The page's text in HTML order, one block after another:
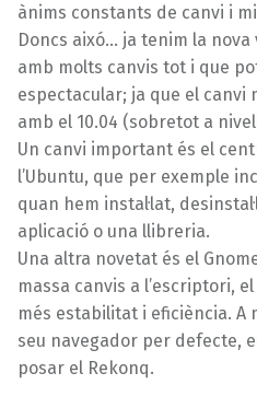
ànims constants de canvi i
Doncs aixó… ja tenim la nova
amb molts canvis tot i que
espectacular; ja que el canvi
amb el 10.04 (sobretot a
Un canvi important és el
l’Ubuntu, que per exemple
quan hem instal·lat,
aplicació o una llibreria.
Una altra novetat és el
massa canvis a l’escriptori,
més estabilitat i eficiència. A
seu navegador per defecte,
posar el Rekonq.